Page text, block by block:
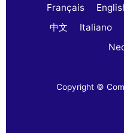
Français
中文
Italiano
Copyright ©